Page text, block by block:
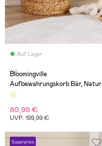
Auf Lager
(4)
Bloomingville
Aufbewahrungskorb Bär, Natur
80,99 €
UVP: 199,99 €
Superpreis